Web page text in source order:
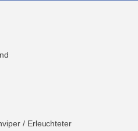
/ Erleuchteter